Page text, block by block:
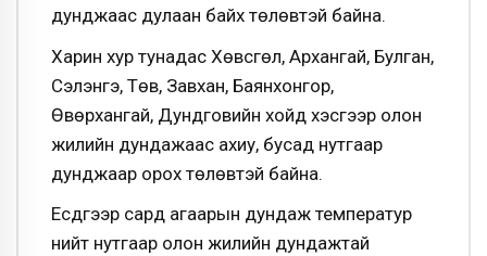
дунджаас дулаан байх төлөвтэй байна.
Харин хур тунадас Хөвсгөл, Архангай, Булган,
Сэлэнгэ, Төв, Завхан, Баянхонгор,
Өвөрхангай, Дундговийн хойд хэсгээр олон
жилийн дундажаас ахиу, бусад нутгаар
дунджаар орох төлөвтэй байна.
Есдүгээр сард агаарын дундаж температур
нийт нутгаар олон жилийн дундажтай